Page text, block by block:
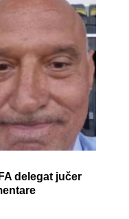
delegat jučer